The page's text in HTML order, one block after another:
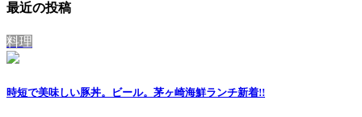
最近の投稿
料理
時短で美味しい豚丼。ビール。茅ヶ崎海鮮ランチ新着!!